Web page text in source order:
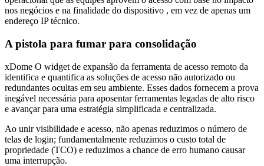
nos negócios e na finalidade do dispositivo , em vez de apenas um
endereço IP técnico.
A pistola para fumar para consolidação
xDome O widget de expansão da ferramenta de acesso remoto da
identifica e quantifica as soluções de acesso não autorizado ou
redundantes ocultas em seu ambiente. Esses dados fornecem a prova
inegável necessária para aposentar ferramentas legadas de alto risco
e avançar para uma estratégia simplificada e centralizada.
Ao unir visibilidade e acesso, não apenas reduzimos o número de
telas de login; fundamentalmente reduzimos o custo total de
propriedade (TCO) e reduzimos a chance de erro humano causar
uma interrupção.